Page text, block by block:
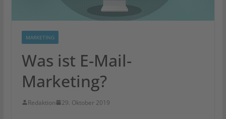
MARKETING
Was ist E-Mail-
Marketing?
Redaktion 29. Oktober 2019